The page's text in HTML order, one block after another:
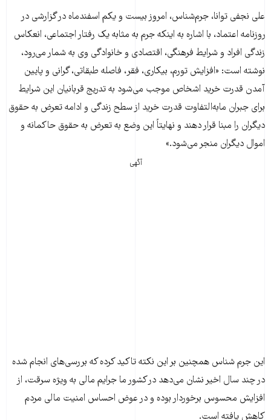
علی نجفی توانا، جرم‌شناس، امروز بیست و یکم اسفندماه در گزارشی در
روزنامه اعتماد، با اشاره به اینکه جرم به مثابه یک رفتار اجتماعی، انعکاس
زندگی افراد و شرایط فرهنگی، اقتصادی و خانوادگی وی به شمار می‌رود،
نوشته است: «افزایش تورم، بیکاری، فقر، فاصله طبقاتی، گرانی و پایین
آمدن قدرت خرید اشخاص موجب می‌شود به تدریج قربانیان این شرایط
برای جبران مابه‌التفاوت قدرت خرید از سطح زندگی و ادامه تعرض به حقوق
دیگران را مبنا قرار دهند و نهایتاً این وضع به تعرض به حقوق حاکمانه و
اموال دیگران منجر می‌شود.»
آگهی
این جرم شناس همچنین بر این نکته تاکید کرده که بررسی‌های انجام شده
در چند سال اخیر نشان می‌دهد در کشور ما جرایم مالی به ویژه سرقت، از
افزایش محسوس برخوردار بوده و در عوض احساس امنیت مالی مردم
کاهش یافته است.